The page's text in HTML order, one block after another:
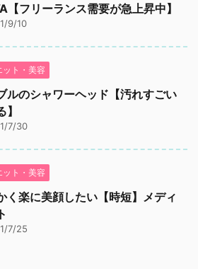
【フリーランス需要が急上昇中】
9/10
ット・美容
ルのシャワーヘッド【汚れすごい
7/30
ット・美容
く楽に美顔したい【時短】メディ
7/25